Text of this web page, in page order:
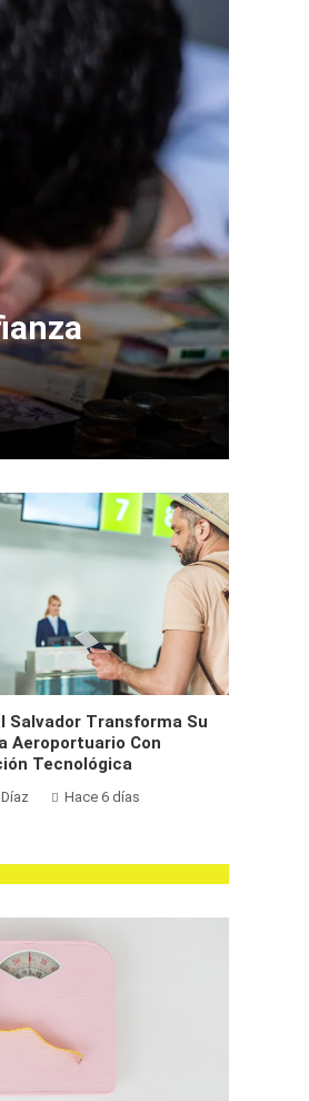
Salvador Transforma Su
Aeroportuario Con
Tecnológica
Hace 6 días